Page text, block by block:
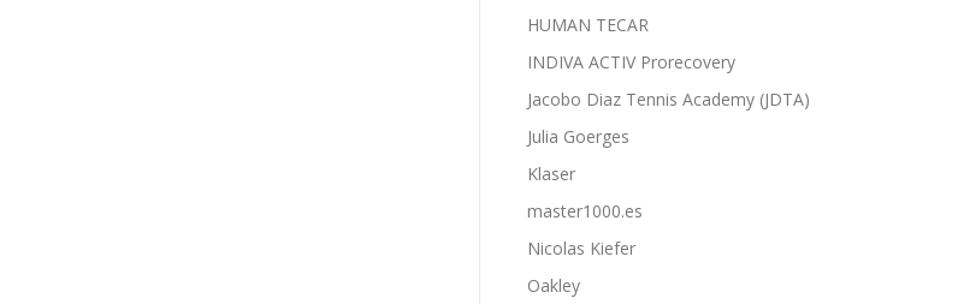
HUMAN TECAR
INDIVA ACTIV Prorecovery
Jacobo Diaz Tennis Academy (JDTA)
Julia Goerges
Klaser
master1000.es
Nicolas Kiefer
Oakley